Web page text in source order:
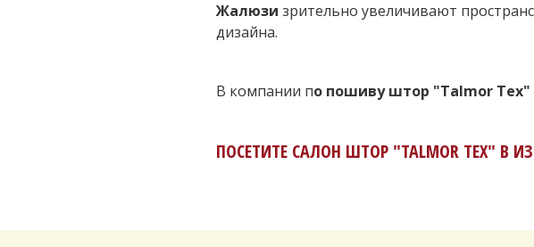
Жалюзи зрительно увеличивают
дизайна.
В компании по пошиву штор "Talmor Tex"
ПОСЕТИТЕ САЛОН ШТОР "TALMOR TEX"